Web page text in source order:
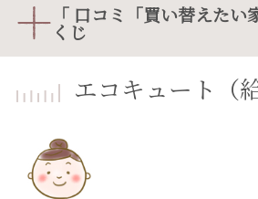
「 口コミ「買い替えたい
くじ
エコキュート（